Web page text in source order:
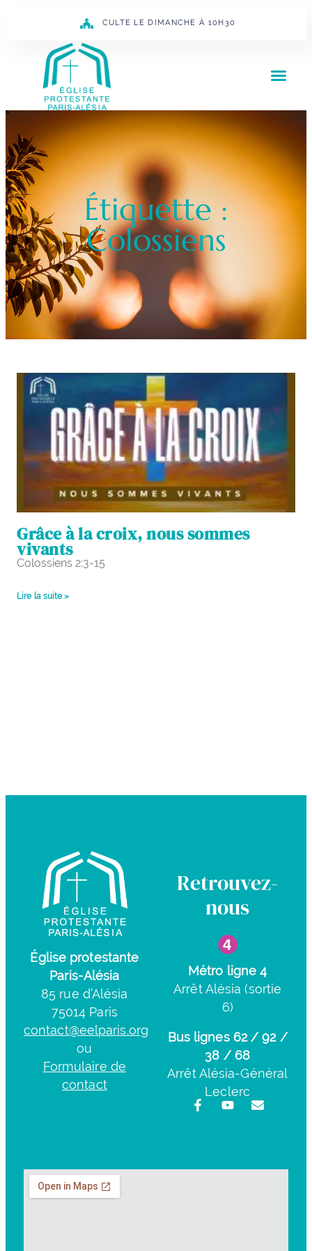
CULTE LE DIMANCHE À 10H30
Étiquette :
Colossiens
Grâce à la croix, nous sommes
vivants
Colossiens 2:3-15
Lire la suite »
Église protestante
Paris-Alésia
85 rue d’Alésia
75014 Paris
contact@eelparis.org
ou
Formulaire de
contact
Retrouvez-
nous
Métro ligne 4
Arrêt Alésia (sortie
6)
Bus lignes 62 / 92 /
38 / 68
Arrêt Alésia-Général
Leclerc